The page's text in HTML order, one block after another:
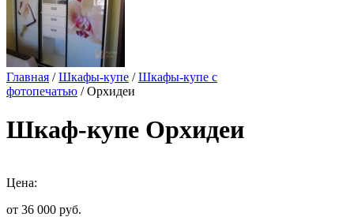
Главная /Шкафы-купе /Шкафы-купе с
фотопечатью / Орхидеи
Шкаф-купе Орхидеи
Цена:
от 36 000 руб.